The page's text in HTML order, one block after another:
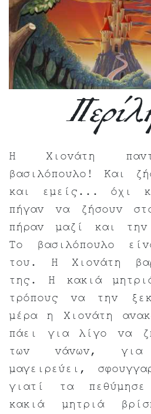
Η Χιονάτη
βασιλόπουλο! Και
και εμείς... όχι
πήγαν να ζήσουν
πήραν μαζί και
Το βασιλόπουλο
του. Η Χιονάτη
της. Η κακιά
τρόπους να την
μέρα η Χιονάτη
πάει για λίγο να
των νάνων,
μαγειρεύει,
γιατί τα
κακιά μητριά